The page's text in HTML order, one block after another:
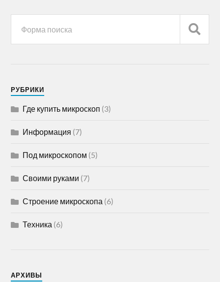
РУБРИКИ
Где купить микроскоп (3)
Информация (7)
Под микроскопом (5)
Своими руками (7)
Строение микроскопа (6)
Техника (6)
АРХИВЫ